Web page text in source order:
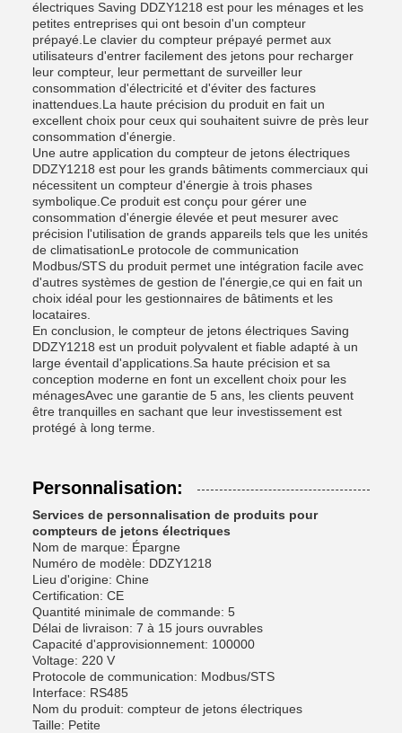
électriques Saving DDZY1218 est pour les ménages et les
petites entreprises qui ont besoin d'un compteur
prépayé.Le clavier du compteur prépayé permet aux
utilisateurs d'entrer facilement des jetons pour recharger
leur compteur, leur permettant de surveiller leur
consommation d'électricité et d'éviter des factures
inattendues.La haute précision du produit en fait un
excellent choix pour ceux qui souhaitent suivre de près leur
consommation d'énergie.
Une autre application du compteur de jetons électriques
DDZY1218 est pour les grands bâtiments commerciaux qui
nécessitent un compteur d'énergie à trois phases
symbolique.Ce produit est conçu pour gérer une
consommation d'énergie élevée et peut mesurer avec
précision l'utilisation de grands appareils tels que les unités
de climatisationLe protocole de communication
Modbus/STS du produit permet une intégration facile avec
d'autres systèmes de gestion de l'énergie,ce qui en fait un
choix idéal pour les gestionnaires de bâtiments et les
locataires.
En conclusion, le compteur de jetons électriques Saving
DDZY1218 est un produit polyvalent et fiable adapté à un
large éventail d'applications.Sa haute précision et sa
conception moderne en font un excellent choix pour les
ménagesAvec une garantie de 5 ans, les clients peuvent
être tranquilles en sachant que leur investissement est
protégé à long terme.
Personnalisation:
Services de personnalisation de produits pour
compteurs de jetons électriques
Nom de marque: Épargne
Numéro de modèle: DDZY1218
Lieu d'origine: Chine
Certification: CE
Quantité minimale de commande: 5
Délai de livraison: 7 à 15 jours ouvrables
Capacité d'approvisionnement: 100000
Voltage: 220 V
Protocole de communication: Modbus/STS
Interface: RS485
Nom du produit: compteur de jetons électriques
Taille: Petite